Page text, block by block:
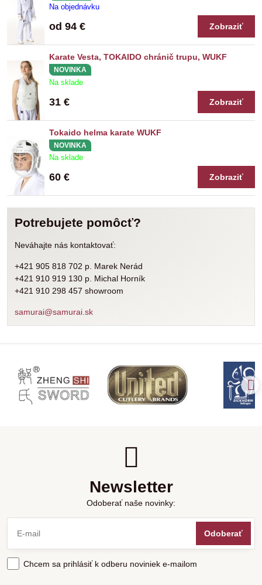
Na objednávku
od 94 € Zobraziť
Karate Vesta, TOKAIDO chránič trupu, WUKF
NOVINKA
Na sklade
31 € Zobraziť
Tokaido helma karate WUKF
NOVINKA
Na sklade
60 € Zobraziť
Potrebujete pomôcť?
Neváhajte nás kontaktovať:
+421 905 818 702 p. Marek Nerád
+421 910 919 130 p. Michal Horník
+421 910 298 457 showroom
samurai@samurai.sk
Newsletter
Odoberať naše novinky:
Odoberať
Chcem sa prihlásiť k odberu noviniek e-mailom